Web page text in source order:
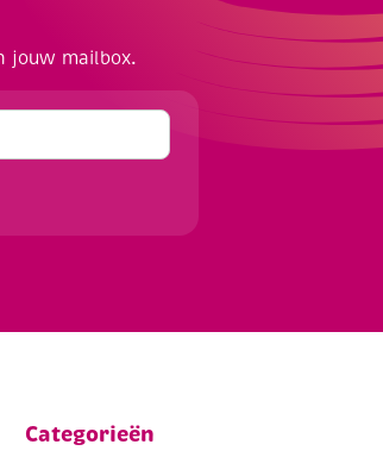
jouw mailbox.
Categorieën